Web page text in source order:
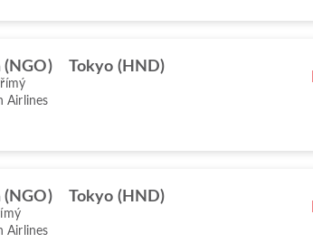
(NGO) Tokyo (HND)
Airlines
(NGO) Tokyo (HND)
Airlines